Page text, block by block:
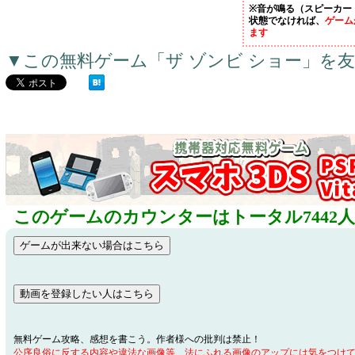
※音が鳴る（スピーカー
状態でなければ、 ゲー
ます
▼この無料ゲーム「ザ ゾンビ ショー」を
このゲームのカウンターはトータル7442
無料ゲーム攻略、感想を書こう。作者様への批判は禁止！
公序良俗に反する内容や違法な画像等、法にふれる画像のアップには気をつけ